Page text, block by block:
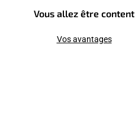
Vous allez être content
Vos avantages